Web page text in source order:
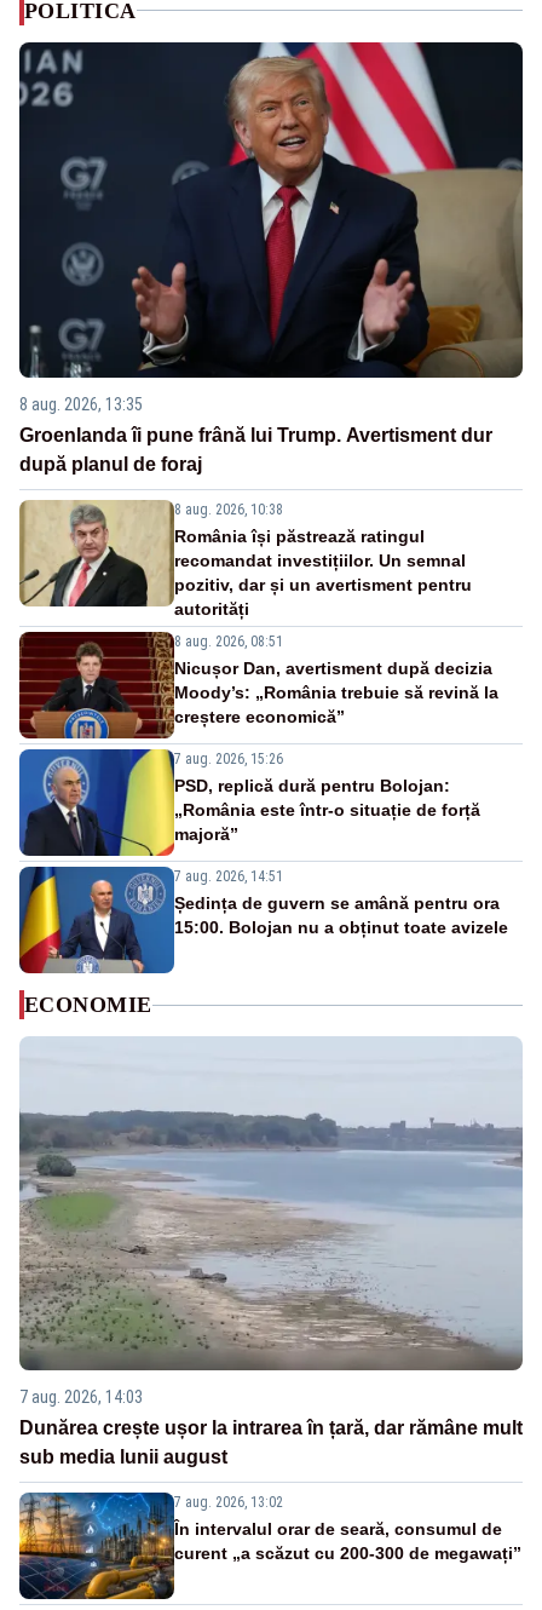
POLITICA
8 aug. 2026, 13:35
Groenlanda îi pune frână lui Trump. Avertisment dur
după planul de foraj
8 aug. 2026, 10:38
România își păstrează ratingul
recomandat investițiilor. Un semnal
pozitiv, dar și un avertisment pentru
autorități
8 aug. 2026, 08:51
Nicușor Dan, avertisment după decizia
Moody’s: „România trebuie să revină la
creștere economică”
7 aug. 2026, 15:26
PSD, replică dură pentru Bolojan:
„România este într-o situație de forță
majoră”
7 aug. 2026, 14:51
Ședința de guvern se amână pentru ora
15:00. Bolojan nu a obținut toate avizele
ECONOMIE
7 aug. 2026, 14:03
Dunărea crește ușor la intrarea în țară, dar rămâne mult
sub media lunii august
7 aug. 2026, 13:02
În intervalul orar de seară, consumul de
curent „a scăzut cu 200-300 de megawați”